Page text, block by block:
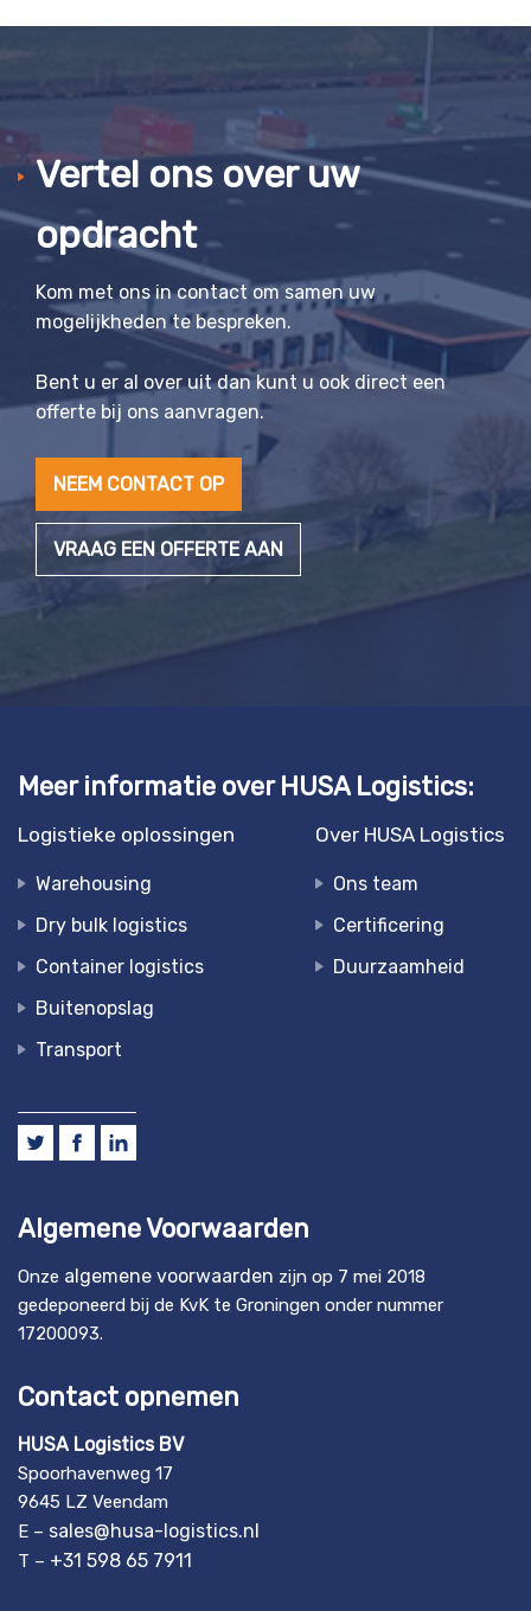
Vertel ons over uw
opdracht
Kom met ons in contact om samen uw
mogelijkheden te bespreken.
Bent u er al over uit dan kunt u ook direct een
offerte bij ons aanvragen.
NEEM CONTACT OP
VRAAG EEN OFFERTE AAN
Meer informatie over HUSA Logistics:
Logistieke oplossingen
Warehousing
Dry bulk logistics
Container logistics
Buitenopslag
Transport
Over HUSA Logistics
Ons team
Certificering
Duurzaamheid
Algemene Voorwaarden
Onze algemene voorwaarden zijn op 7 mei 2018
gedeponeerd bij de KvK te Groningen onder nummer
17200093.
Contact opnemen
HUSA Logistics BV
Spoorhavenweg 17
9645 LZ Veendam
E – sales@husa-logistics.nl
T – +31 598 65 7911